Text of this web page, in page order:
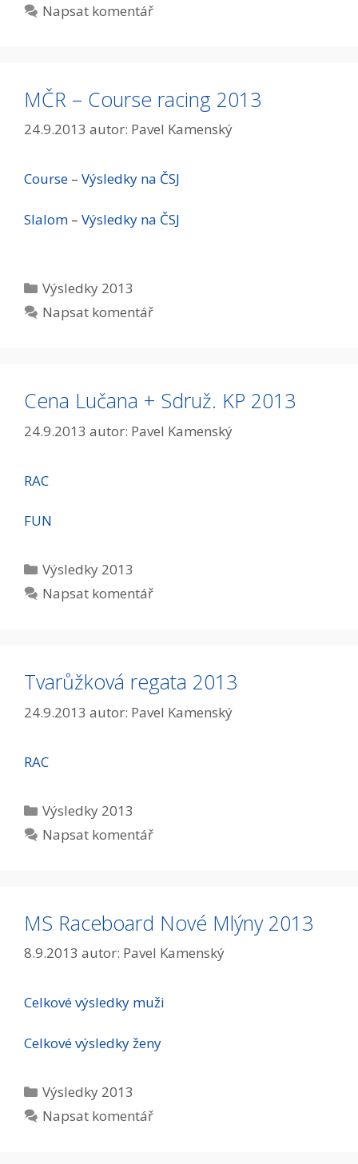
Napsat komentář
MČR – Course racing 2013
24.9.2013 autor: Pavel Kamenský
Course – Výsledky na ČSJ
Slalom – Výsledky na ČSJ
Rubriky
Výsledky 2013
Napsat komentář
Cena Lučana + Sdruž. KP 2013
24.9.2013 autor: Pavel Kamenský
RAC
FUN
Rubriky
Výsledky 2013
Napsat komentář
Tvarůžková regata 2013
24.9.2013 autor: Pavel Kamenský
RAC
Rubriky
Výsledky 2013
Napsat komentář
MS Raceboard Nové Mlýny 2013
8.9.2013 autor: Pavel Kamenský
Celkové výsledky muži
Celkové výsledky ženy
Rubriky
Výsledky 2013
Napsat komentář